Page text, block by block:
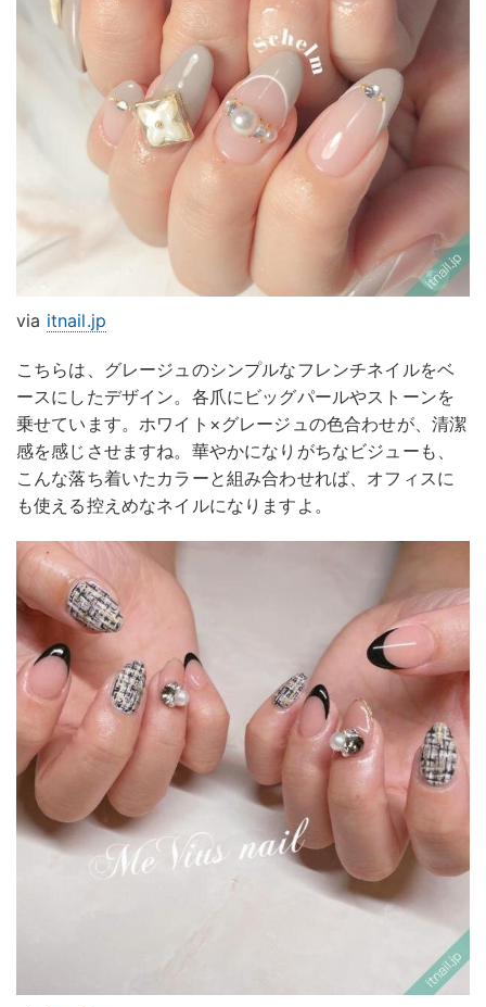
via itnail.jp
こちらは、グレージュのシンプルなフレンチネイルをベ
ースにしたデザイン。各爪にビッグパールやストーンを
乗せています。ホワイト×グレージュの色合わせが、清潔
感を感じさせますね。華やかになりがちなビジューも、
こんな落ち着いたカラーと組み合わせれば、オフィスに
も使える控えめなネイルになりますよ。